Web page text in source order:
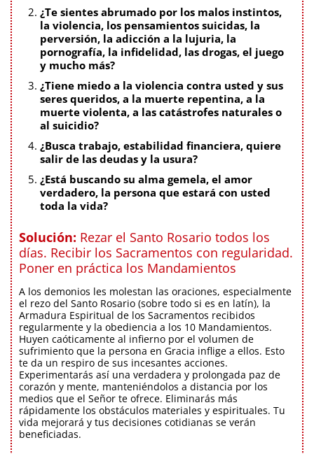
¿Te sientes abrumado por los malos instintos,
la violencia, los pensamientos suicidas, la
perversión, la adicción a la lujuria, la
pornografía, la infidelidad, las drogas, el juego
y mucho más?
¿Tiene miedo a la violencia contra usted y sus
seres queridos, a la muerte repentina, a la
muerte violenta, a las catástrofes naturales o
al suicidio?
¿Busca trabajo, estabilidad financiera, quiere
salir de las deudas y la usura?
¿Está buscando su alma gemela, el amor
verdadero, la persona que estará con usted
toda la vida?
Solución: Rezar el Santo Rosario todos los
días. Recibir los Sacramentos con regularidad.
Poner en práctica los Mandamientos
A los demonios les molestan las oraciones, especialmente
el rezo del Santo Rosario (sobre todo si es en latín), la
Armadura Espiritual de los Sacramentos recibidos
regularmente y la obediencia a los 10 Mandamientos.
Huyen caóticamente al infierno por el volumen de
sufrimiento que la persona en Gracia inflige a ellos. Esto
te da un respiro de sus incesantes acciones.
Experimentarás así una verdadera y prolongada paz de
corazón y mente, manteniéndolos a distancia por los
medios que el Señor te ofrece. Eliminarás más
rápidamente los obstáculos materiales y espirituales. Tu
vida mejorará y tus decisiones cotidianas se verán
beneficiadas.